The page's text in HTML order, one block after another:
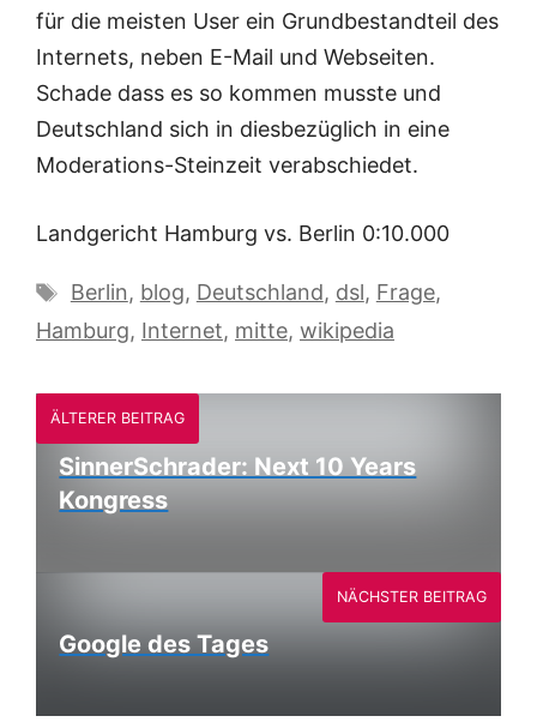
für die meisten User ein Grundbestandteil des
Internets, neben E-Mail und Webseiten.
Schade dass es so kommen musste und
Deutschland sich in diesbezüglich in eine
Moderations-Steinzeit verabschiedet.
Landgericht Hamburg vs. Berlin 0:10.000
Schlagwörter
Berlin, blog, Deutschland, dsl, Frage,
Hamburg, Internet, mitte, wikipedia
ÄLTERER BEITRAG
SinnerSchrader: Next 10 Years
Kongress
Google des Tages
NÄCHSTER BEITRAG